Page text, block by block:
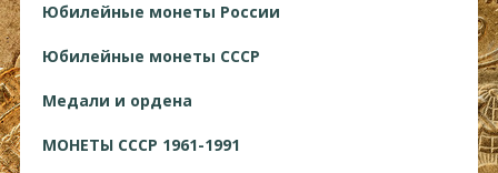
Юбилейные монеты России
Юбилейные монеты СССР
Медали и ордена
МОНЕТЫ СССР 1961-1991